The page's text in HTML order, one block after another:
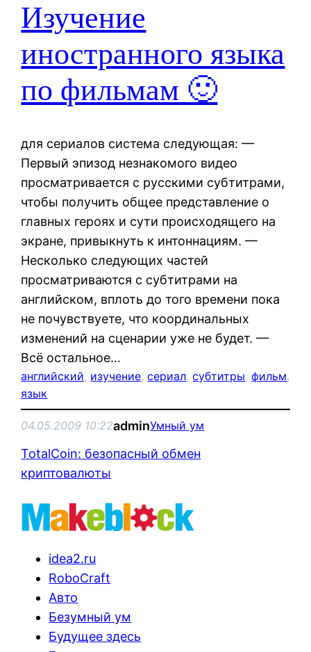
Изучение
иностранного языка
по фильмам 🙂
для сериалов система следующая: —
Первый эпизод незнакомого видео
просматривается с русскими субтитрами,
чтобы получить общее представление о
главных героях и сути происходящего на
экране, привыкнуть к интоннациям. —
Несколько следующих частей
просматриваются с субтитрами на
английском, вплоть до того времени пока
не почувствуете, что координальных
изменений на сценарии уже не будет. —
Всё остальное…
английский, изучение, сериал, субтитры, фильм
язык
04.05.2009 10:22adminУмный ум
TotalCoin: безопасный обмен
криптовалюты
idea2.ru
RoboCraft
Авто
Безумный ум
Будущее здесь